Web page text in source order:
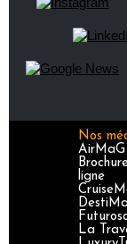
Nos
AirMaG
ligne
La